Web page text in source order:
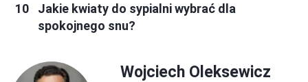
Jakie kwiaty do sypialni wybrać dla
spokojnego snu?
Wojciech Oleksewicz